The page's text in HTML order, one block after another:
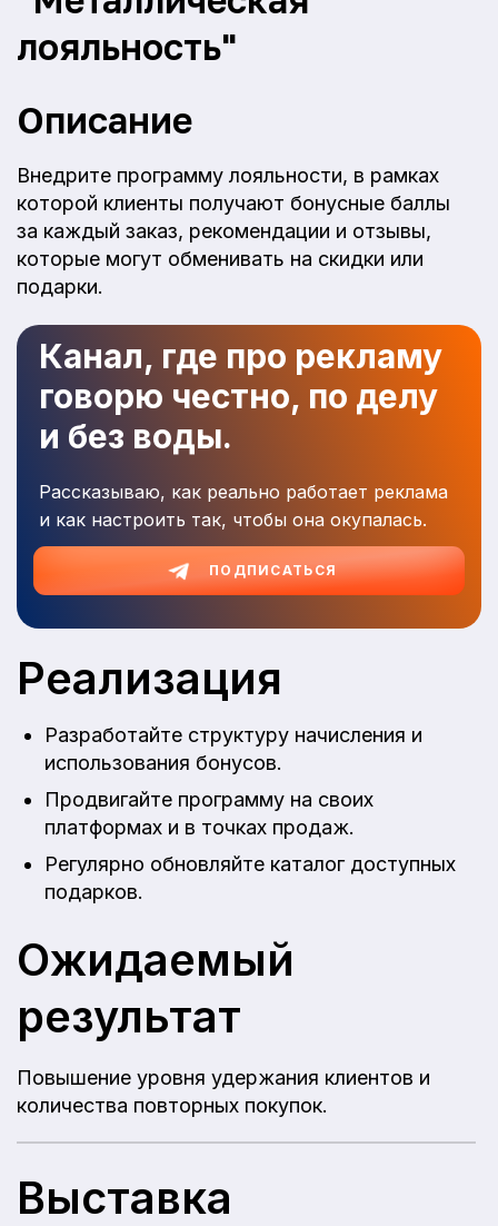
лояльность"
Описание
Внедрите программу лояльности, в рамках
которой клиенты получают бонусные баллы
за каждый заказ, рекомендации и отзывы,
которые могут обменивать на скидки или
подарки.
Канал, где про рекламу
говорю честно, по делу
и без воды.
Рассказываю, как реально работает реклама
и как настроить так, чтобы она окупалась.
ПОДПИСАТЬСЯ
Реализация
Разработайте структуру начисления и
использования бонусов.
Продвигайте программу на своих
платформах и в точках продаж.
Регулярно обновляйте каталог доступных
подарков.
Ожидаемый
результат
Повышение уровня удержания клиентов и
количества повторных покупок.
Выставка